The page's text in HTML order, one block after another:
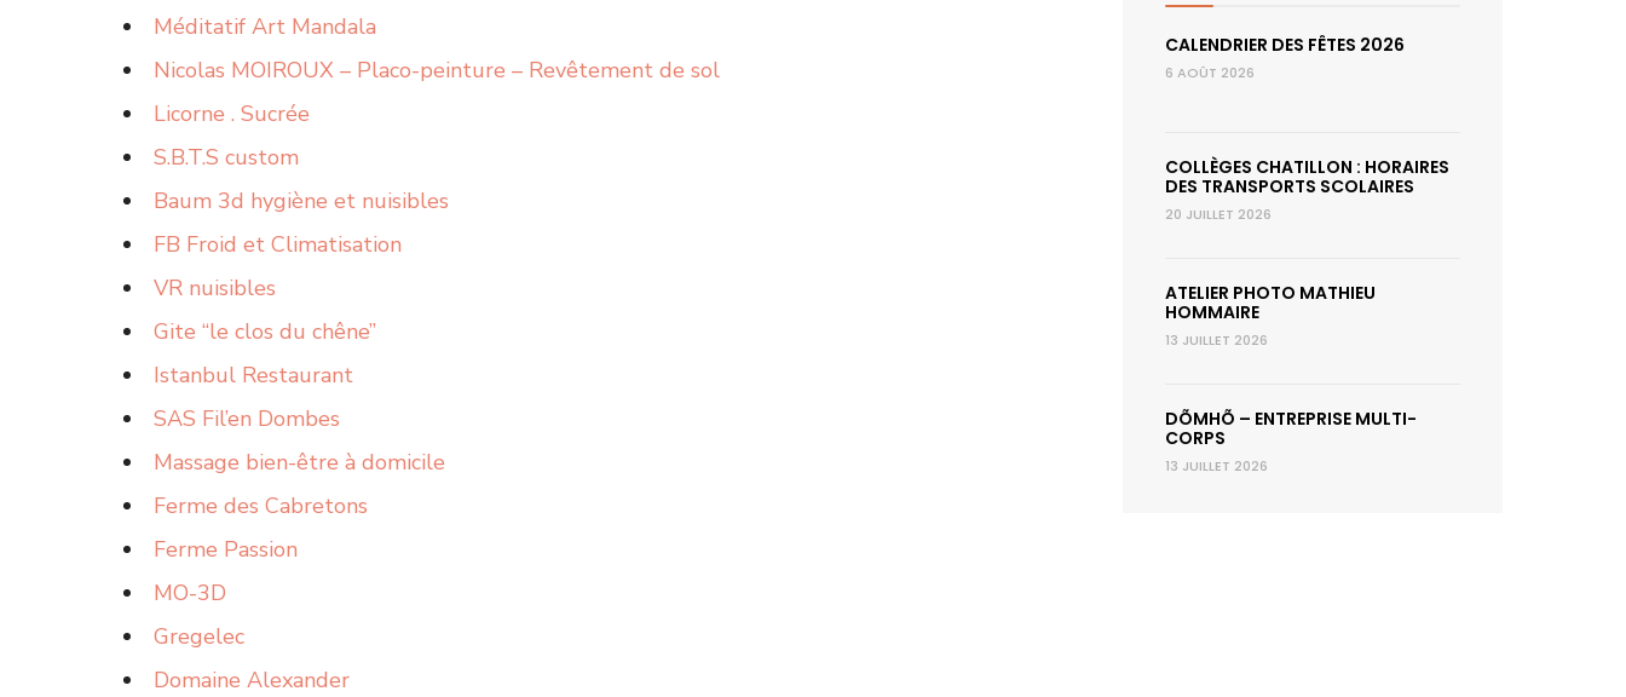
Méditatif Art Mandala
Nicolas MOIROUX – Placo-peinture – Revêtement de sol
Licorne . Sucrée
S.B.T.S custom
Baum 3d hygiène et nuisibles
FB Froid et Climatisation
VR nuisibles
Gite “le clos du chêne”
Istanbul Restaurant
SAS Fil’en Dombes
Massage bien-être à domicile
Ferme des Cabretons
Ferme Passion
MO-3D
Gregelec
Domaine Alexander
CALENDRIER DES FÊTES 2026
6 AOÛT 2026
COLLÈGES CHATILLON : HORAIRES
DES TRANSPORTS SCOLAIRES
20 JUILLET 2026
ATELIER PHOTO MATHIEU
HOMMAIRE
13 JUILLET 2026
DÕMHÕ – ENTREPRISE MULTI-
CORPS
13 JUILLET 2026